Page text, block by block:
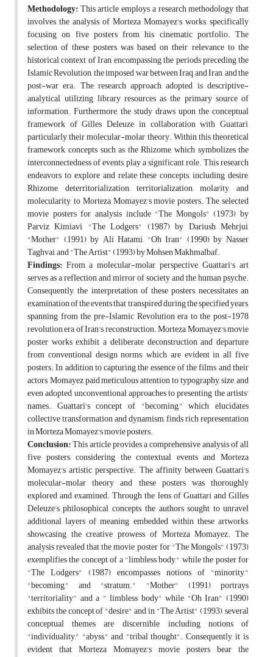
Methodology:This article employs a research methodology that
involves the analysis of Morteza Momayez's works, specifically
focusing on five posters from his cinematic portfolio. The
selection of these posters was based on their relevance to the
historical context of Iran, encompassing the periods preceding the
Islamic Revolution, the imposed war between Iraq and Iran, and the
post-war era. The research approach adopted is descriptive-
analytical, utilizing library resources as the primary source of
information. Furthermore, the study draws upon the conceptual
framework of Gilles Deleuze, in collaboration with Guattari,
particularly their molecular-molar theory. Within this theoretical
framework, concepts such as the Rhizome, which symbolizes the
interconnectedness of events, play a significant role. This research
endeavors to explore and relate these concepts, including desire,
Rhizome, deterritorialization, territorialization, molarity, and
molecularity, to Morteza Momayez's movie posters. The selected
movie posters for analysis include "The Mongols" (1973) by
Parviz Kimiavi, "The Lodgers" (1987) by Dariush Mehrjui,
"Mother" (1991) by Ali Hatami, "Oh Iran" (1990) by Nasser
Taghvai, and "The Artist" (1993) by Mohsen Makhmalbaf.
Findings: From a molecular-molar perspective, Guattari's art
serves as a reflection and mirror of society and the human psyche.
Consequently, the interpretation of these posters necessitates an
examination of the events that transpired during the specified years,
spanning from the pre-Islamic Revolution era to the post-1978
revolution era of Iran's reconstruction. Morteza Momayez's movie
poster works exhibit a deliberate deconstruction and departure
from conventional design norms, which are evident in all five
posters. In addition to capturing the essence of the films and their
actors, Momayez paid meticulous attention to typography, size, and
even adopted unconventional approaches to presenting the artists'
names. Guattari's concept of "becoming," which elucidates
collective transformation and dynamism, finds rich representation
in Morteza Momayez's movie posters.
Conclusion:This article provides a comprehensive analysis of all
five posters, considering the contextual events and Morteza
Momayez's artistic perspective. The affinity between Guattari's
molecular-molar theory and these posters was thoroughly
explored and examined. Through the lens of Guattari and Gilles
Deleuze's philosophical concepts, the authors sought to unravel
additional layers of meaning embedded within these artworks,
showcasing the creative prowess of Morteza Momayez. The
analysis revealed that the movie poster for "The Mongols" (1973)
exemplifies the concept of a "limbless body," while the poster for
"The Lodgers" (1987) encompasses notions of "minority,"
"becoming," and "stratum." "Mother" (1991) portrays
"territoriality" and a " limbless body" while "Oh Iran" (1990)
exhibits the concept of "desire" and in "The Artist" (1993), several
conceptual themes are discernible, including notions of
"individuality," "abyss," and "tribal thought". Consequently, it is
evident that Morteza Momayez's movie posters bear the